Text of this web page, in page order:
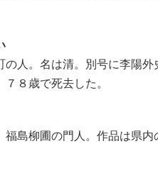
の人。名は清。別号に李陽
８歳で死去した。
島柳圃の門人。作品は県